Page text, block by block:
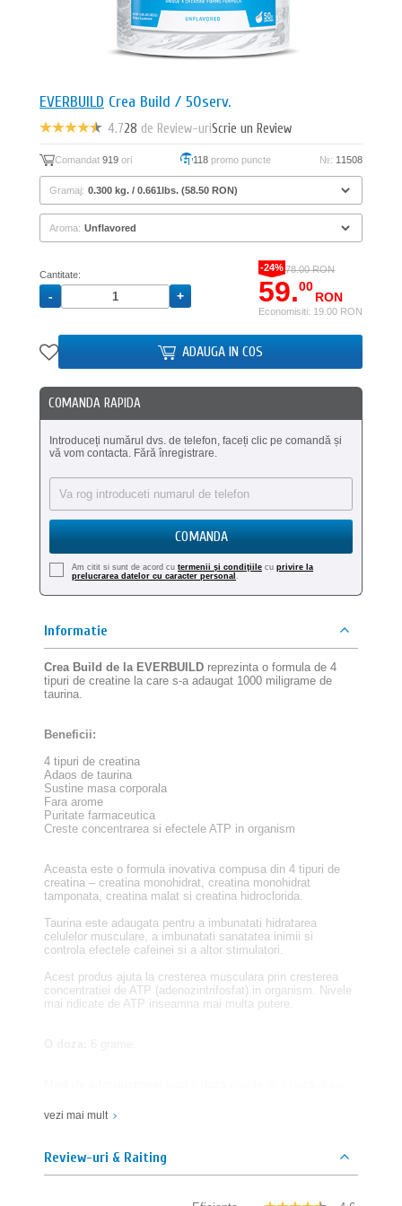
EVERBUILD Crea Build / 50serv.
4.728 de Review-uriScrie un Review
Comandat 919ori 118promo puncte №: 11508
Gramaj:
Aroma:
Cantitate:
-24%78.00 RON
59.00
RON
Economisiti: 19.00 RON
ADAUGA IN COS
COMANDA RAPIDA
Introduceți numărul dvs. de telefon, faceți clic pe comandă și
vă vom contacta. Fără înregistrare.
COMANDA
Am citit si sunt de acord cu termenii şi condiţiile cu privire la
prelucrarea datelor cu caracter personal .
Informatie
Crea Build de la EVERBUILD reprezinta o formula de 4
tipuri de creatine la care s-a adaugat 1000 miligrame de
taurina.
Beneficii:
4 tipuri de creatina
Adaos de taurina
Sustine masa corporala
Fara arome
Puritate farmaceutica
Creste concentrarea si efectele ATP in organism
Aceasta este o formula inovativa compusa din 4 tipuri de
creatina – creatina monohidrat, creatina monohidrat
tamponata, creatina malat si creatina hidroclorida.
Taurina este adaugata pentru a imbunatati hidratarea
celulelor musculare, a imbunatati sanatatea inimii si
controla efectele cafeinei si a altor stimulatori.
Acest produs ajuta la cresterea musculara prin cresterea
concentratiei de ATP (adenozintrifosfat) in organism. Nivele
mai ridicate de ATP inseamna mai multa putere.
dimineata.
Doze in cutie: 50
vezi mai mult
Review-uri & Raiting